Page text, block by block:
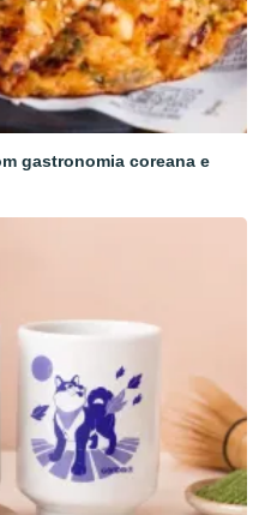
gastronomia coreana e